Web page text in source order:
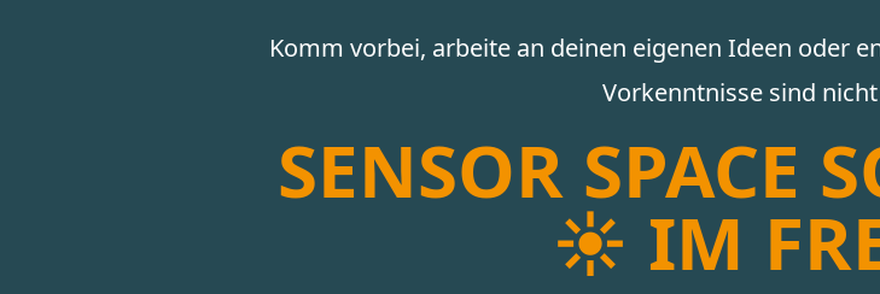
Komm vorbei, arbeite an deinen eigenen Ideen oder
Vorkenntnisse sind
SENSOR SPACE
☀️ IM